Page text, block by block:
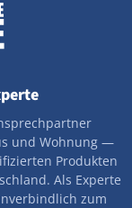
und Wohnung —
Produkten
Als Experte
zum